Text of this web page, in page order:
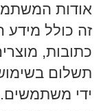
אודות
זה כולל מידע
כתובות,
תשלום
ידי